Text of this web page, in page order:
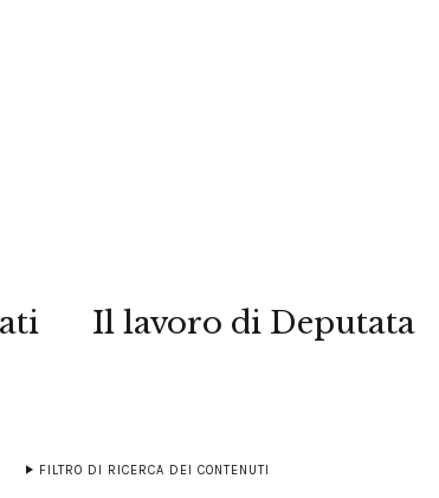
Il lavoro di Deputata
FILTRO DI RICERCA DEI CONTENUTI